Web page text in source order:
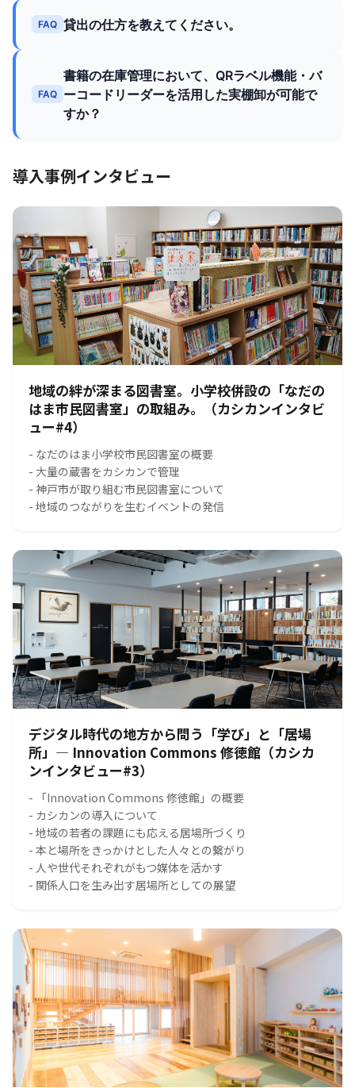
FAQ 貸出の仕方を教えてください。
FAQ
書籍の在庫管理において、QRラベル機能・バ
ーコードリーダーを活用した実棚卸が可能で
すか？
導入事例インタビュー
地域の絆が深まる図書室。小学校併設の「なだの
はま市民図書室」の取組み。（カシカンインタビ
ュー#4）
- なだのはま小学校市民図書室の概要
- 大量の蔵書をカシカンで管理
- 神戸市が取り組む市民図書室について
- 地域のつながりを生むイベントの発信
デジタル時代の地方から問う「学び」と「居場
所」― Innovation Commons 修徳館（カシカ
ンインタビュー#3）
- 「Innovation Commons 修徳館」の概要
- カシカンの導入について
- 地域の若者の課題にも応える居場所づくり
- 本と場所をきっかけとした人々との繋がり
- 人や世代それぞれがもつ媒体を活かす
- 関係人口を生み出す居場所としての展望